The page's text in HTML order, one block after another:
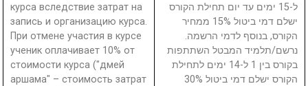
курса вследствие затрат на
запись и организацию курса.
При отмене участия в курсе
ученик оплачивает 10% от
стоимости курса ("дмей
аршама" – стоимость затрат
ל-15 ימים עד יום תחילת הקורס
ישלם דמי ביטול 15% ממחיר
הקורס, בנוסף לדמי הרשמה.
נרשם/תלמיד המבטל השתתפות
בקורס בין 1 ל-14 ימים לתחילת
הקורס ישלם דמי ביטול 30%